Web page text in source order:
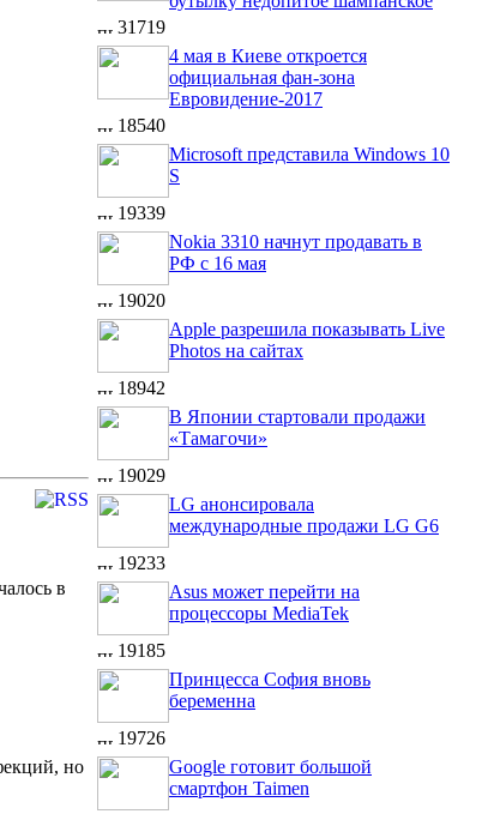
в
но
31719
4 мая в Киеве откроется
официальная фан-зона
Евровидение-2017
18540
Microsoft представила Windows 10
S
19339
Nokia 3310 начнут продавать в
РФ с 16 мая
19020
Apple разрешила показывать Live
Photos на сайтах
18942
В Японии стартовали продажи
«Тамагочи»
19029
LG анонсировала
международные продажи LG G6
19233
Asus может перейти на
процессоры MediaTek
19185
Принцесса София вновь
беременна
19726
Google готовит большой
смартфон Taimen